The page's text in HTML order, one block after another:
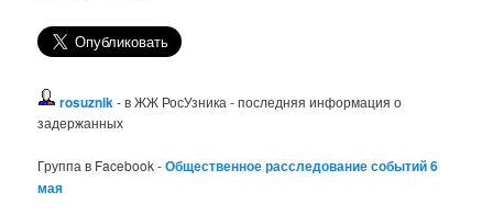
rosuznik - в ЖЖ РосУзника - последняя информация о
задержанных
Группа в Facebook -Общественное расследование событий 6
мая